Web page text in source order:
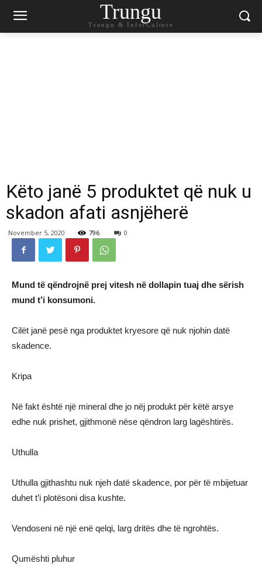
Trungu
Trungu & InforCulture
Këto janë 5 produktet që nuk u
skadon afati asnjëherë
November 5, 2020 796 0
Mund të qëndrojnë prej vitesh në dollapin tuaj dhe sërish
mund t’i konsumoni.
Cilët janë pesë nga produktet kryesore që nuk njohin datë
skadence.
Kripa
Në fakt është një mineral dhe jo nëj produkt për këtë arsye
edhe nuk prishet, gjithmonë nëse qëndron larg lagështirës.
Uthulla
Uthulla gjithashtu nuk njeh datë skadence, por për të mbijetuar
duhet t’i plotësoni disa kushte.
Vendoseni në një enë qelqi, larg dritës dhe të ngrohtës.
Qumështi pluhur